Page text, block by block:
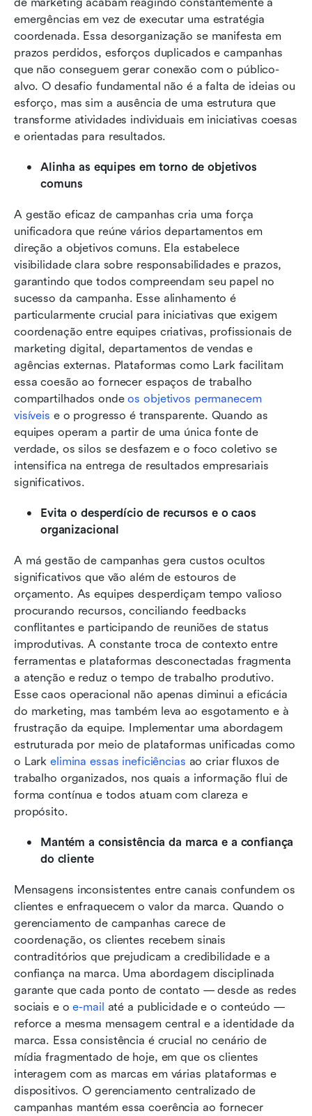
emergências em vez de executar uma estratégia
coordenada. Essa desorganização se manifesta em
prazos perdidos, esforços duplicados e campanhas
que não conseguem gerar conexão com o público-
alvo. O desafio fundamental não é a falta de ideias ou
esforço, mas sim a ausência de uma estrutura que
transforme atividades individuais em iniciativas coesas
e orientadas para resultados.
Alinha as equipes em torno de objetivos
comuns
A gestão eficaz de campanhas cria uma força
unificadora que reúne vários departamentos em
direção a objetivos comuns. Ela estabelece
visibilidade clara sobre responsabilidades e prazos,
garantindo que todos compreendam seu papel no
sucesso da campanha. Esse alinhamento é
particularmente crucial para iniciativas que exigem
coordenação entre equipes criativas, profissionais de
marketing digital, departamentos de vendas e
agências externas. Plataformas como Lark facilitam
essa coesão ao fornecer espaços de trabalho
compartilhados onde os objetivos permanecem
visíveis e o progresso é transparente. Quando as
equipes operam a partir de uma única fonte de
verdade, os silos se desfazem e o foco coletivo se
intensifica na entrega de resultados empresariais
significativos.
Evita o desperdício de recursos e o caos
organizacional
A má gestão de campanhas gera custos ocultos
significativos que vão além de estouros de
orçamento. As equipes desperdiçam tempo valioso
procurando recursos, conciliando feedbacks
conflitantes e participando de reuniões de status
improdutivas. A constante troca de contexto entre
ferramentas e plataformas desconectadas fragmenta
a atenção e reduz o tempo de trabalho produtivo.
Esse caos operacional não apenas diminui a eficácia
do marketing, mas também leva ao esgotamento e à
frustração da equipe. Implementar uma abordagem
estruturada por meio de plataformas unificadas como
o Lark elimina essas ineficiências ao criar fluxos de
trabalho organizados, nos quais a informação flui de
forma contínua e todos atuam com clareza e
propósito.
Mantém a consistência da marca e a confiança
do cliente
Mensagens inconsistentes entre canais confundem os
clientes e enfraquecem o valor da marca. Quando o
gerenciamento de campanhas carece de
coordenação, os clientes recebem sinais
contraditórios que prejudicam a credibilidade e a
confiança na marca. Uma abordagem disciplinada
garante que cada ponto de contato — desde as redes
sociais e o e-mail até a publicidade e o conteúdo —
reforce a mesma mensagem central e a identidade da
marca. Essa consistência é crucial no cenário de
mídia fragmentado de hoje, em que os clientes
interagem com as marcas em várias plataformas e
dispositivos. O gerenciamento centralizado de
campanhas mantém essa coerência ao fornecer